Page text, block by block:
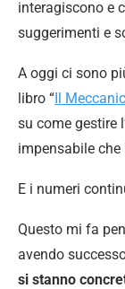
interagiscono e
suggerimenti e
A oggi ci sono
libro “Il
su come gestire
impensabile
E i numeri
Questo mi fa
avendo
si stanno